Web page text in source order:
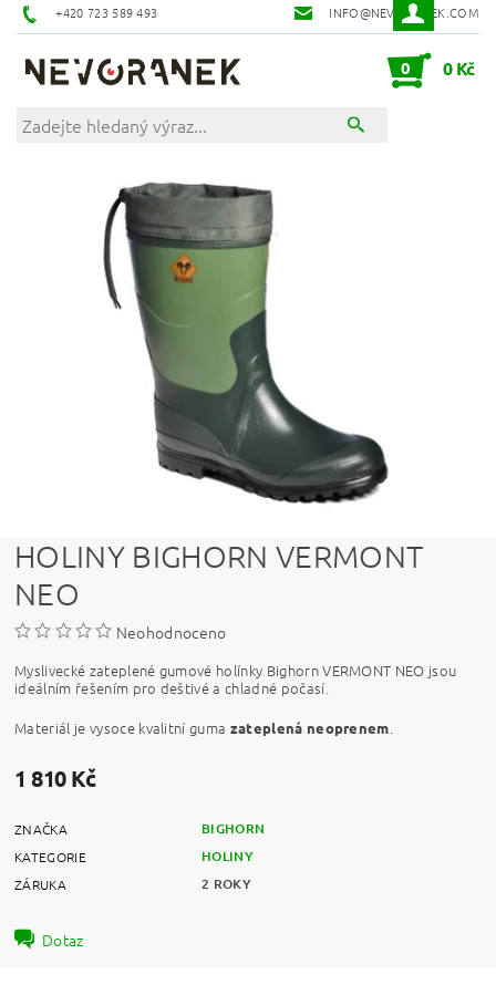
+420 723 589 493 INFO@NEVORANEK.COM
0 0 Kč
HOLINY BIGHORN VERMONT
NEO
Neohodnoceno
Myslivecké zateplené gumové holínky Bighorn VERMONT NEO jsou
ideálním řešením pro deštivé a chladné počasí.
Materiál je vysoce kvalitní guma zateplená neoprenem.
1 810 Kč
ZNAČKA BIGHORN
KATEGORIE HOLINY
ZÁRUKA 2 ROKY
Dotaz